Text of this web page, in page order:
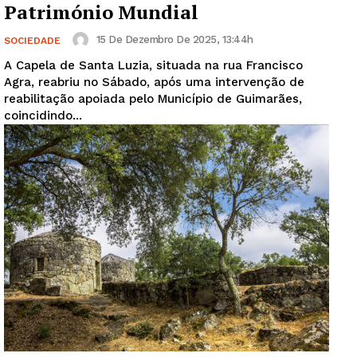
Património Mundial
SOCIEDADE 15 De Dezembro De 2025, 13:44h
A Capela de Santa Luzia, situada na rua Francisco
Agra, reabriu no Sábado, após uma intervenção de
reabilitação apoiada pelo Município de Guimarães,
coincidindo...